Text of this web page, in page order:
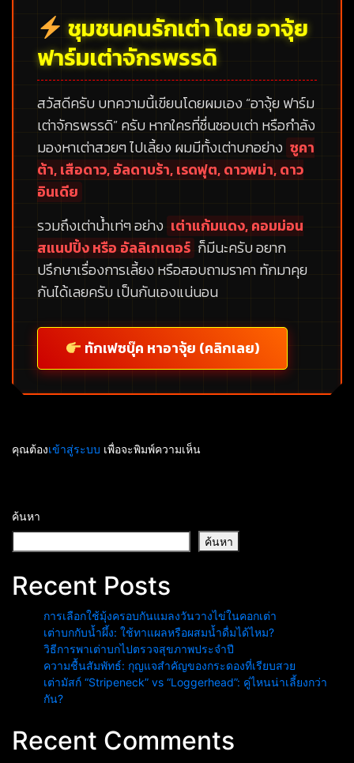
ชุมชนคนรักเต่า โดย อาจุ้ย
ฟาร์มเต่าจักรพรรดิ
สวัสดีครับ บทความนี้เขียนโดยผมเอง “อาจุ้ย ฟาร์ม
เต่าจักรพรรดิ”ครับ หากใครที่ชื่นชอบเต่า หรือกำลัง
มองหาเต่าสวยๆ ไปเลี้ยง ผมมีทั้งเต่าบกอย่าง ซูคา
ต้า, เสือดาว, อัลดาบร้า, เรดฟุต, ดาวพม่า, ดาว
อินเดีย
รวมถึงเต่าน้ำเท่ๆ อย่าง เต่าแก้มแดง, คอมม่อน
สแนปปิ้ง หรือ อัลลิเกเตอร์ ก็มีนะครับ อยาก
ปรึกษาเรื่องการเลี้ยง หรือสอบถามราคา ทักมาคุย
กันได้เลยครับ เป็นกันเองแน่นอน
ทักเฟซบุ๊ค หาอาจุ้ย (คลิกเลย)
คุณต้องเข้าสู่ระบบ เพื่อจะพิมพ์ความเห็น
ค้นหา
ค้นหา
Recent Posts
การเลือกใช้มุ้งครอบกันแมลงวันวางไข่ในคอกเต่า
เต่าบกกับน้ำผึ้ง: ใช้ทาแผลหรือผสมน้ำดื่มได้ไหม?
วิธีการพาเต่าบกไปตรวจสุขภาพประจำปี
ความชื้นสัมพัทธ์: กุญแจสำคัญของกระดองที่เรียบสวย
เต่ามัสก์ “Stripeneck” vs “Loggerhead”: คู่ไหนน่าเลี้ยงกว่า
กัน?
Recent Comments